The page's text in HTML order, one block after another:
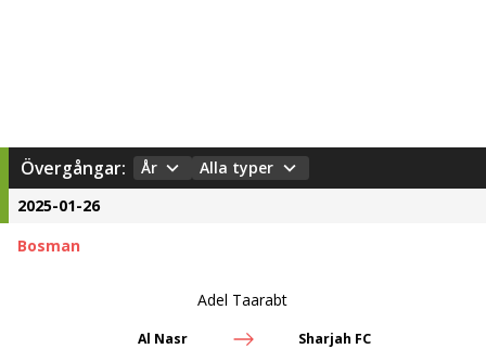
Övergångar: År
Alla typer
2025-01-26
Bosman
Adel Taarabt
Al Nasr Sharjah FC